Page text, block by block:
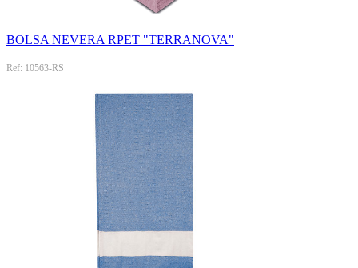
BOLSA NEVERA RPET "TERRANOVA"
Ref: 10563-RS